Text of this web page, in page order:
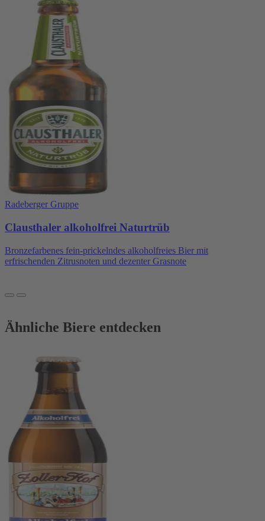
Radeberger Gruppe
Clausthaler alkoholfrei Naturtrüb
Bronzefarbenes fein-prickelndes alkoholfreies Bier mit
erfrischenden Zitrusnoten und dezenter Grasnote
Ähnliche Biere entdecken